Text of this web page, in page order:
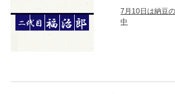
7月10日は納豆
中